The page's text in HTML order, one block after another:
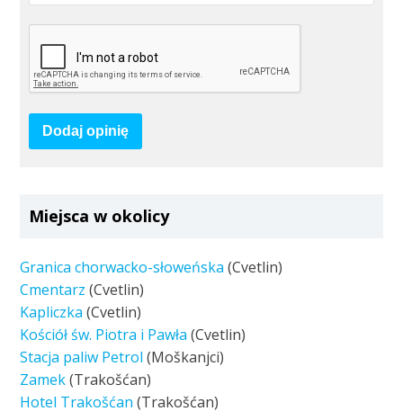
Dodaj opinię
Miejsca w okolicy
Granica chorwacko-słoweńska (Cvetlin)
Cmentarz (Cvetlin)
Kapliczka (Cvetlin)
Kościół św. Piotra i Pawła (Cvetlin)
Stacja paliw Petrol (Moškanjci)
Zamek(Trakošćan)
Hotel Trakošćan (Trakošćan)